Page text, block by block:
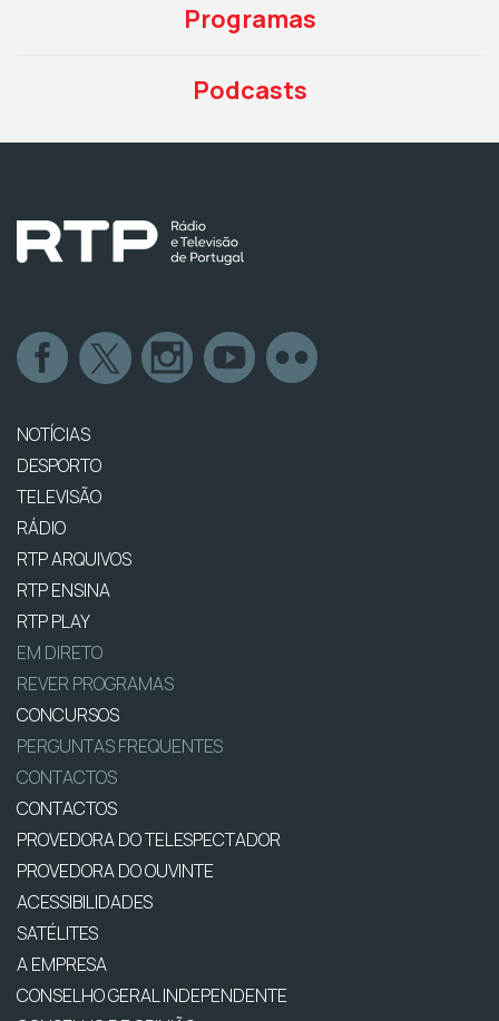
Programas
Podcasts
NOTÍCIAS
DESPORTO
TELEVISÃO
RÁDIO
RTP ARQUIVOS
RTP ENSINA
RTP PLAY
EM DIRETO
REVER PROGRAMAS
CONCURSOS
PERGUNTAS FREQUENTES
CONTACTOS
CONTACTOS
PROVEDORA DO TELESPECTADOR
PROVEDORA DO OUVINTE
ACESSIBILIDADES
SATÉLITES
A EMPRESA
CONSELHO GERAL INDEPENDENTE